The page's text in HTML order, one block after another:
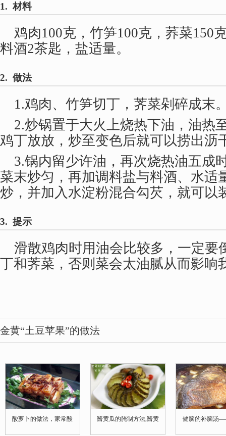
1. 材料
鸡肉100克，竹笋100克，荞菜150
料酒2茶匙，盐适量。
2. 做法
1.鸡肉、竹笋切丁，荠菜剁碎成末
2.炒锅置于大火上烧热下油，油热
鸡丁放放，炒至变色后就可以捞出沥
3.锅内留少许油，再次烧热油五成
菜末炒匀，再加调料盐与料酒、水适
炒，并加入水淀粉混合勾芡，就可以
3. 提示
滑散鸡肉时用油会比较多，一定要
丁和荠菜，否则菜会太油腻从而影响
金黄“土豆苹果”的做法
酸萝卜的做法，家常酸 酱黄瓜的腌制方法,酱黄 健脑的补脑汤